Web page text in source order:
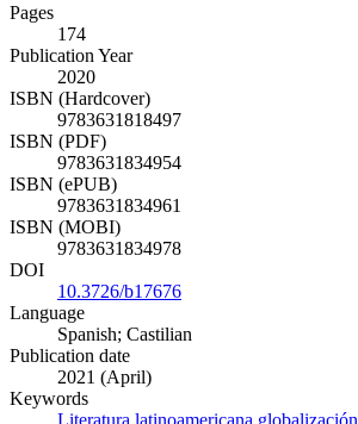
Pages
174
Publication Year
2020
ISBN (Hardcover)
9783631818497
ISBN (PDF)
9783631834954
ISBN (ePUB)
9783631834961
ISBN (MOBI)
9783631834978
DOI
10.3726/b17676
Language
Spanish; Castilian
Publication date
2021 (April)
Keywords
Literatura latinoamericana globalización